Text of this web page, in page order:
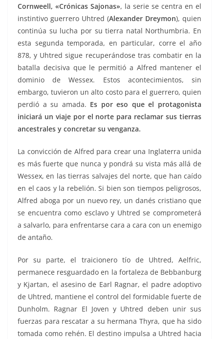
Cornweell, «Crónicas Sajonas», la serie se centra en el
instintivo guerrero Uhtred (Alexander Dreymon), quien
continúa su lucha por su tierra natal Northumbria. En
esta segunda temporada, en particular, corre el año
878, y Uhtred sigue recuperándose tras combatir en la
batalla decisiva que le permitió a Alfred mantener el
dominio de Wessex. Estos acontecimientos, sin
embargo, tuvieron un alto costo para el guerrero, quien
perdió a su amada. Es por eso que el protagonista
iniciará un viaje por el norte para reclamar sus tierras
ancestrales y concretar su venganza.
La convicción de Alfred para crear una Inglaterra unida
es más fuerte que nunca y pondrá su vista más allá de
Wessex, en las tierras salvajes del norte, que han caído
en el caos y la rebelión. Si bien son tiempos peligrosos,
Alfred aboga por un nuevo rey, un danés cristiano que
se encuentra como esclavo y Uhtred se comprometerá
a salvarlo, para enfrentarse cara a cara con un enemigo
de antaño.
Por su parte, el traicionero tío de Uhtred, Aelfric,
permanece resguardado en la fortaleza de Bebbanburg
y Kjartan, el asesino de Earl Ragnar, el padre adoptivo
de Uhtred, mantiene el control del formidable fuerte de
Dunholm. Ragnar El Joven y Uhtred deben unir sus
fuerzas para rescatar a su hermana Thyra, que ha sido
tomada como rehén. El destino impulsa a Uhtred hacia